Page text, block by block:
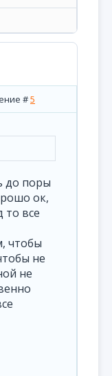
#5
до поры
ок,
то все
чтобы
не
не